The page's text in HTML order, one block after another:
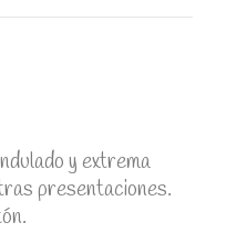
y extrema
presentaciones.